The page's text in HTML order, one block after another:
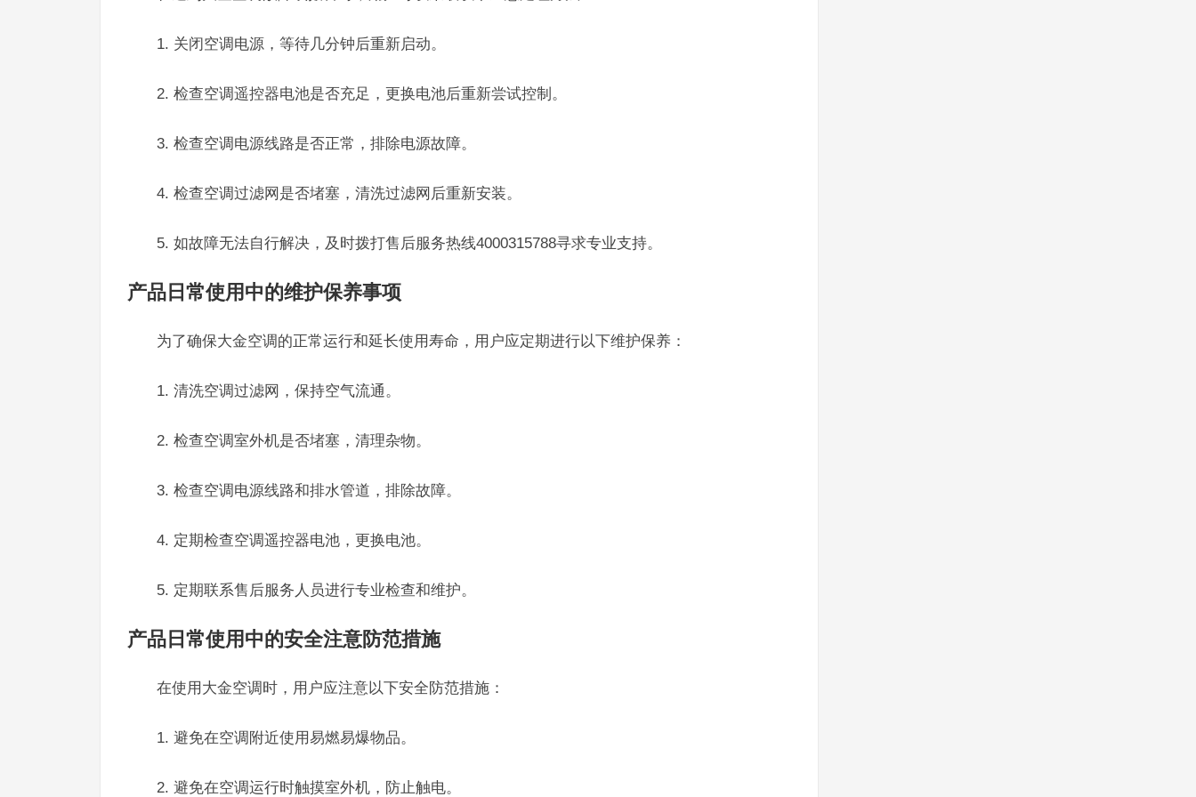
1. 关闭空调电源，等待几分钟后重新启动。
2. 检查空调遥控器电池是否充足，更换电池后重新尝试控制。
3. 检查空调电源线路是否正常，排除电源故障。
4. 检查空调过滤网是否堵塞，清洗过滤网后重新安装。
5. 如故障无法自行解决，及时拨打售后服务热线4000315788寻求专业支持。
产品日常使用中的维护保养事项
为了确保大金空调的正常运行和延长使用寿命，用户应定期进行以下维护保养：
1. 清洗空调过滤网，保持空气流通。
2. 检查空调室外机是否堵塞，清理杂物。
3. 检查空调电源线路和排水管道，排除故障。
4. 定期检查空调遥控器电池，更换电池。
5. 定期联系售后服务人员进行专业检查和维护。
产品日常使用中的安全注意防范措施
在使用大金空调时，用户应注意以下安全防范措施：
1. 避免在空调附近使用易燃易爆物品。
2. 避免在空调运行时触摸室外机，防止触电。